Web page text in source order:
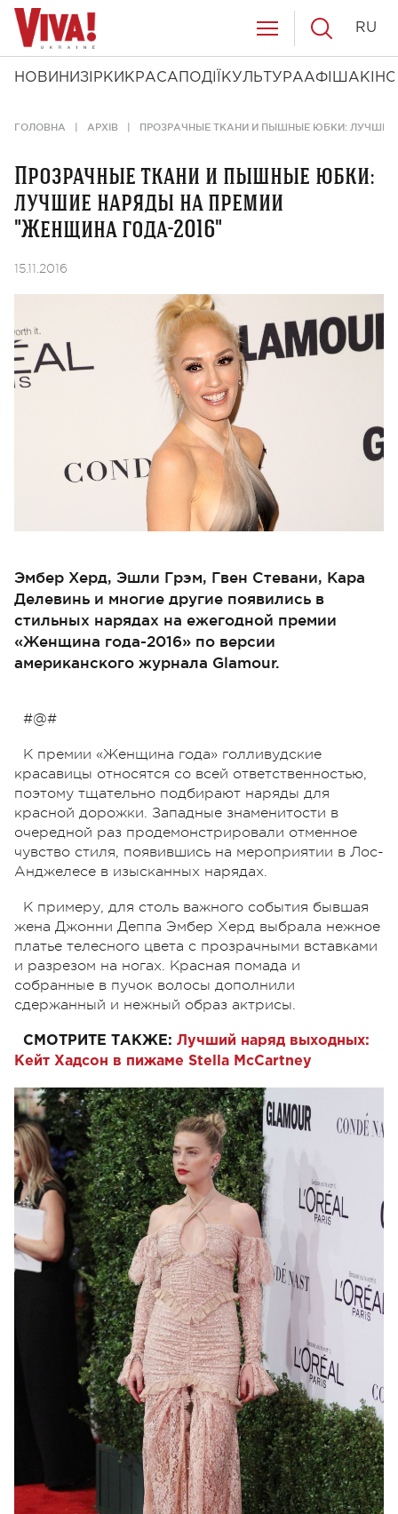
НОВИНИ ЗІРКИ КРАСА ПОДІЇ КУЛЬТУРААФІША КІНО
RU
ГОЛОВНА АРХІВ ПРОЗРАЧНЫЕ ТКАНИ И ПЫШНЫЕ ЮБКИ:
Прозрачные ткани и пышные юбки:
лучшие наряды на премии
"Женщина года-2016"
15.11.2016
Эмбер Херд, Эшли Грэм, Гвен Стевани, Кара
Делевинь и многие другие появились в
стильных нарядах на ежегодной премии
«Женщина года-2016» по версии
американского журнала Glamour.
#@#
К премии «Женщина года» голливудские
красавицы относятся со всей ответственностью,
поэтому тщательно подбирают наряды для
красной дорожки. Западные знаменитости в
очередной раз продемонстрировали отменное
чувство стиля, появившись на мероприятии в Лос-
Анджелесе в изысканных нарядах.
К примеру, для столь важного события бывшая
жена Джонни Деппа Эмбер Херд выбрала нежное
платье телесного цвета с прозрачными вставками
и разрезом на ногах. Красная помада и
собранные в пучок волосы дополнили
сдержанный и нежный образ актрисы.
СМОТРИТЕ ТАКЖЕ: Лучший наряд выходных:
Кейт Хадсон в пижаме Stella McCartney